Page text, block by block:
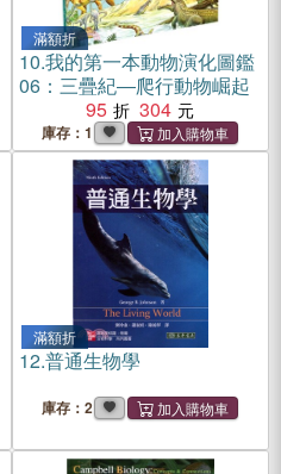
滿額折
10.我的第一本動物演化圖鑑
06：三疊紀―爬行動物崛起
95
304
庫存：1
滿額折
12.普通生物學
庫存：2